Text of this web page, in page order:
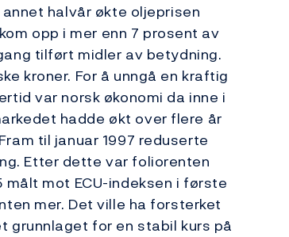
halvår økte oljeprisen
opp i mer enn 7 prosent av
tilført midler av betydning.
kroner. For å unngå en kraftig
var norsk økonomi da inne i
hadde økt over flere år
til januar 1997 reduserte
Etter dette var foliorenten
mot ECU-indeksen i første
mer. Det ville ha forsterket
grunnlaget for en stabil kurs på